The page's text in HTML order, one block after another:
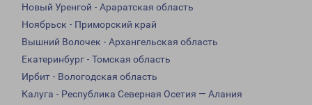
Новый Уренгой - Араратская область
Ноябрьск - Приморский край
Вышний Волочек - Архангельская область
Екатеринбург - Томская область
Ирбит - Вологодская область
Калуга - Республика Северная Осетия — Алания